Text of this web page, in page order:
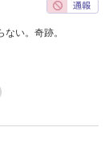
い。奇跡。